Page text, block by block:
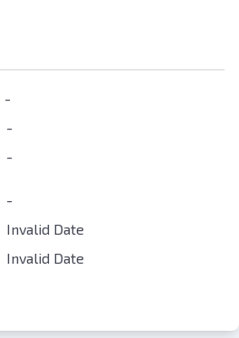
-
-
-
-
Invalid Date
Invalid Date